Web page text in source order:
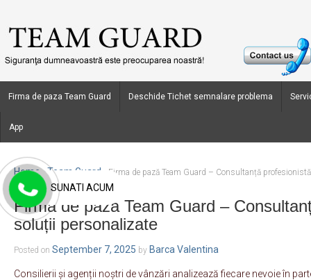
Firma de paza Team Guard Deschide Tichet semnalare problema
App
Home › Team Guard Firma de pază Team Guard – Consultanță
Firma de pază Team Guard –
soluții personalizate
Posted on September 7, 2025 by Barca Valentina
Consilierii și agenții noștri de vânzări analizează fiecare nevoie în
SUNATI ACUM